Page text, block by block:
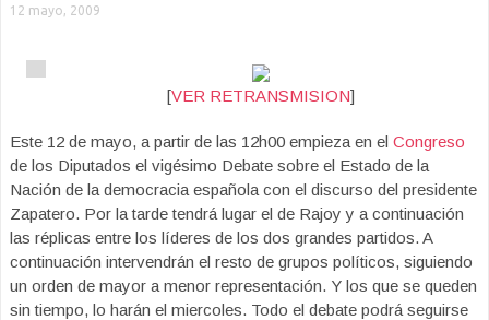
12 mayo, 2009
[VER RETRANSMISION]
Este 12 de mayo, a partir de las 12h00 empieza en el Congreso
de los Diputados el vigésimo Debate sobre el Estado de la
Nación de la democracia española con el discurso del presidente
Zapatero. Por la tarde tendrá lugar el de Rajoy y a continuación
las réplicas entre los líderes de los dos grandes partidos. A
continuación intervendrán el resto de grupos políticos, siguiendo
un orden de mayor a menor representación. Y los que se queden
sin tiempo, lo harán el miercoles. Todo el debate podrá seguirse